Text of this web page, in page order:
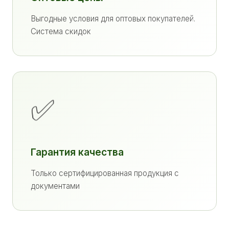
Выгодные условия для оптовых покупателей.
Система скидок
✅
Гарантия качества
Только сертифицированная продукция с
документами